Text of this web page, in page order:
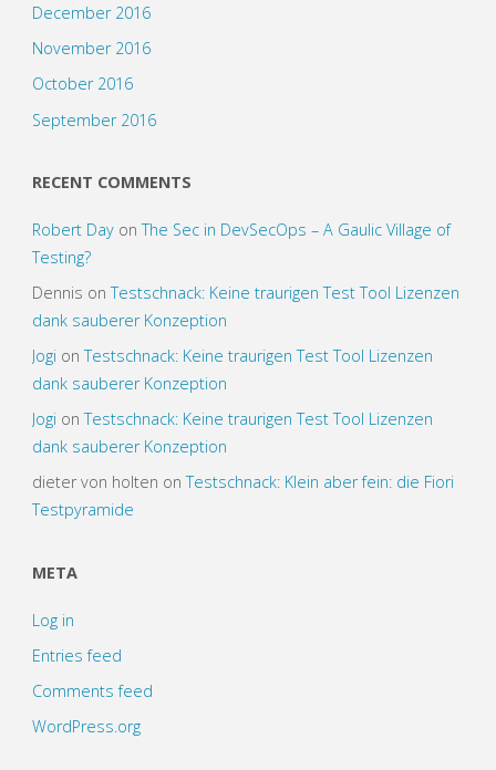
December 2016
November 2016
October 2016
September 2016
RECENT COMMENTS
Robert DayonThe Sec in DevSecOps – A Gaulic Village of
Testing?
Dennis onTestschnack: Keine traurigen Test Tool Lizenzen
dank sauberer Konzeption
Jogi onTestschnack: Keine traurigen Test Tool Lizenzen
dank sauberer Konzeption
Jogi onTestschnack: Keine traurigen Test Tool Lizenzen
dank sauberer Konzeption
dieter von holten onTestschnack: Klein aber fein: die Fiori
Testpyramide
META
Log in
Entries feed
Comments feed
WordPress.org